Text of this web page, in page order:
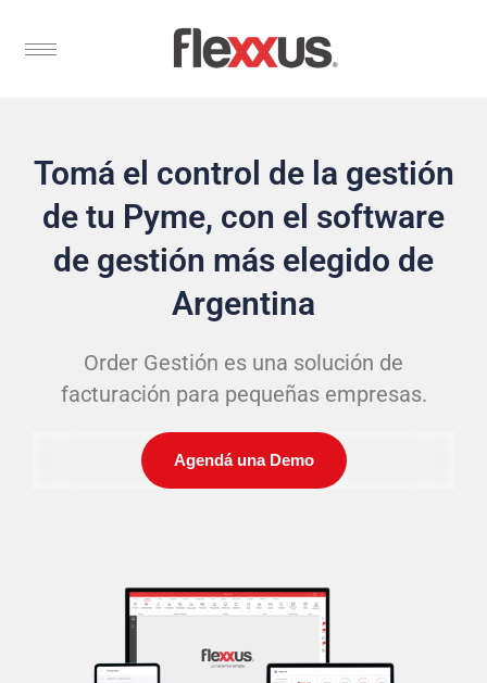
Tomá el control de la gestión
de tu Pyme, con el software
de gestión más elegido de
Argentina
Order Gestión es una solución de
facturación para pequeñas empresas.
Agendá una Demo